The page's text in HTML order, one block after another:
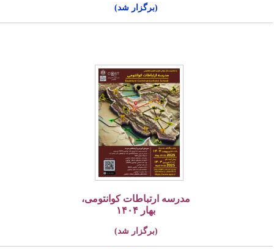
(برگزار شد)
مدرسه ارتباطات کوانتومی،
بهار ۱۴۰۴
(برگزار شد)